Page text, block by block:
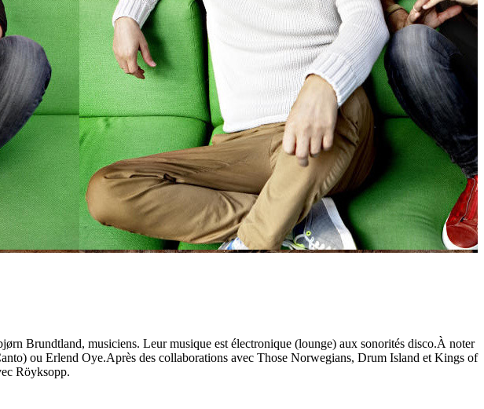
Brundtland, musiciens. Leur musique est électronique (lounge) aux sonorités disco.À noter
ou Erlend Oye.Après des collaborations avec Those Norwegians, Drum Island et Kings of
Röyksopp.